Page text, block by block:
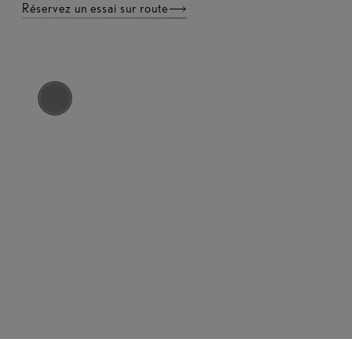
Réservez un essai sur route